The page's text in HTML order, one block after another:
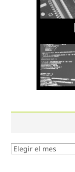
Nuestro